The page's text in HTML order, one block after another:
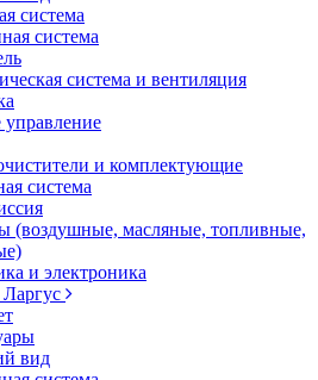
система
система
система и вентиляция
управление
и комплектующие
система
(воздушные, масляные, топливные,
и электроника
вид